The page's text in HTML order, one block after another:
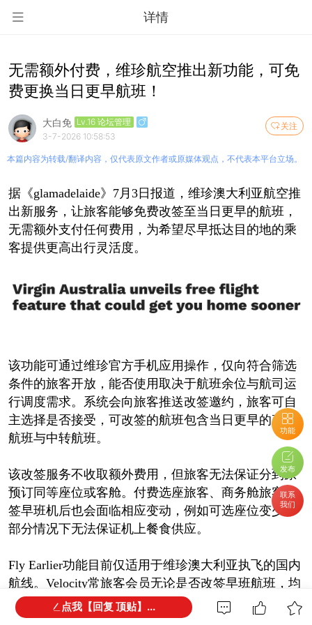
详情
功能
发布
联系
我们
无需额外付费，维珍航空推出新功能，可免
费更换当日更早航班！
关注
大白免 Lv.16 论坛管理
3-7-2026 10:58:53
本篇内容为转载/翻译内容，仅代表原文作者或原媒体观点，不代表本平台立场。
据《glamadelaide》7月3日报道，维珍澳大利亚航空推
出新服务，让旅客能够免费改签至当日更早的航班，
无需额外支付任何费用，为希望尽早抵达目的地的乘
客提供更高出行灵活度。
该功能可通过维珍官方手机应用操作，仅向符合筛选
条件的旅客开放，能否使用取决于航班余位与航司运
行调度需求。系统会向旅客推送改签邀约，旅客可自
主选择是否接受，可改签的航班包含当日更早的直飞
航班与中转航班。
该改签服务不收取额外费用，但旅客无法保证分到原
预订同等座位或客舱。付费选座旅客、商务舱旅客改
签早班机后也会面临相应变动，例如可选座位变少，
部分情况下无法保证机上餐食供应。
Fly Earlier功能目前仅适用于维珍澳大利亚执飞的国内
航线。Velocity常旅客会员无论是否改签早班航班，均
可按照原始订单标准累积积分与等级积分。
点我【回复 顶贴】...